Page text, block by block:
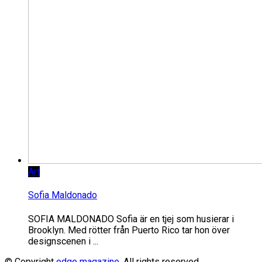
Art
Sofia Maldonado
SOFIA MALDONADO Sofia är en tjej som husierar i
Brooklyn. Med rötter från Puerto Rico tar hon över
designscenen i ...